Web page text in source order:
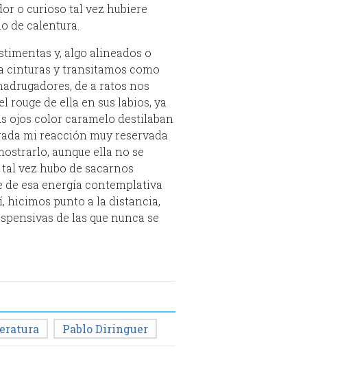
o curioso tal vez hubiere
de calentura.
y, algo alineados o
cinturas y transitamos como
de a ratos nos
rouge de ella en sus labios, ya
ojos color caramelo destilaban
mi reacción muy reservada
aunque ella no se
vez hubo de sacarnos
esa energía contemplativa
hicimos punto a la distancia,
de las que nunca se
Pablo Diringuer